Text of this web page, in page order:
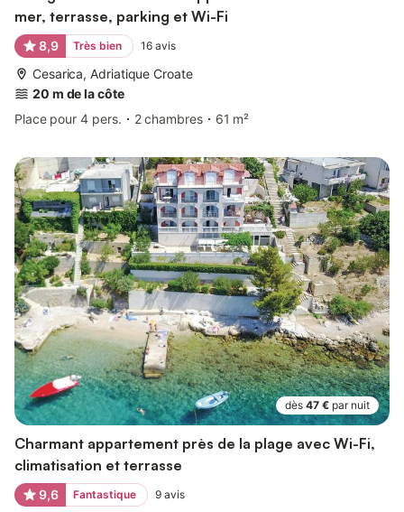
mer, terrasse, parking et Wi-Fi
8,9 Très bien 16 avis
Cesarica, Adriatique Croate
20 m de la côte
Place pour 4 pers.
2 chambres 61 m²
dès 47 € par nuit
Charmant appartement près de la plage avec Wi-Fi,
climatisation et terrasse
9,6 Fantastique 9 avis